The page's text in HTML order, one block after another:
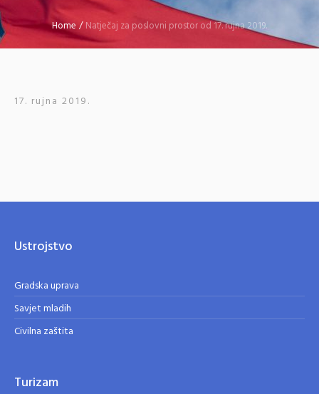
Home/Natječaj za poslovni prostor od 17. rujna 2019.
17. rujna 2019.
Ustrojstvo
Gradska uprava
Savjet mladih
Civilna zaštita
Turizam